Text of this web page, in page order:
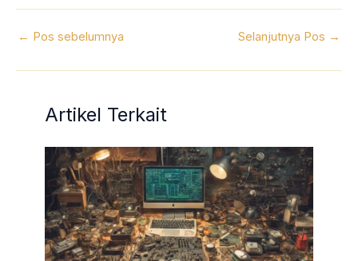
← Pos sebelumnya Selanjutnya Pos →
Artikel Terkait